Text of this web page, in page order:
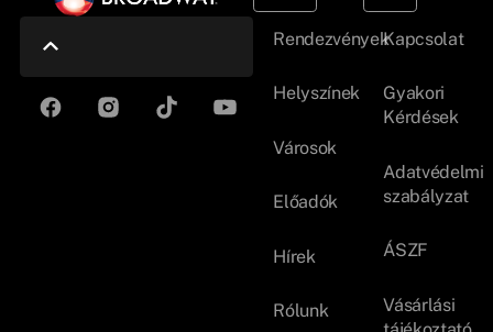
Rendezvények
Helyszínek
Városok
Előadók
Hírek
Rólunk
Kapcsolat
Gyakori
Kérdések
Adatvédelmi
szabályzat
ÁSZF
Vásárlási